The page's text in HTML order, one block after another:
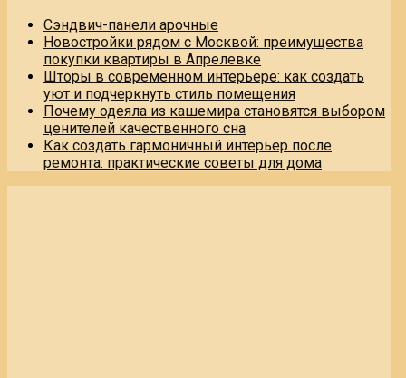
Сэндвич-панели арочные
Новостройки рядом с Москвой: преимущества
покупки квартиры в Апрелевке
Шторы в современном интерьере: как создать
уют и подчеркнуть стиль помещения
Почему одеяла из кашемира становятся выбором
ценителей качественного сна
Как создать гармоничный интерьер после
ремонта: практические советы для дома